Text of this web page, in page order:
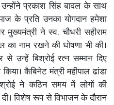
प्रकाश सिंह बादल के साथ
के प्रति उनका योगदान हमेशा
ने स्व. चौधरी सहीराम
का नाम रखने की घोषणा भी की।
उन्हें बिश्रोई रत्न सम्मान दिए
कैबिनेट मंत्री महीपाल ढांडा
ने कठिन समय में लोगों की
विशेष रूप से विभाजन के दौरान